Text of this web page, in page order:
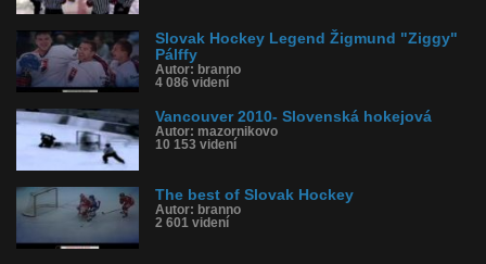
Slovak Hockey Legend Žigmund "Ziggy"
Pálffy
Autor: branno
4 086 videní
Vancouver 2010- Slovenská hokejová
Autor: mazornikovo
10 153 videní
The best of Slovak Hockey
Autor: branno
2 601 videní